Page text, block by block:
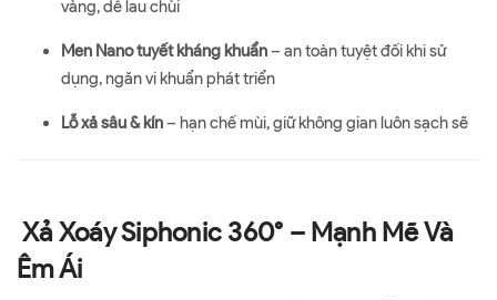
vàng, dễ lau chùi
Men Nano tuyết kháng khuẩn– an toàn tuyệt đối khi sử
dụng, ngăn vi khuẩn phát triển
Lỗ xả sâu & kín– hạn chế mùi, giữ không gian luôn sạch sẽ
Xả Xoáy Siphonic 360° – Mạnh Mẽ Và
Êm Ái